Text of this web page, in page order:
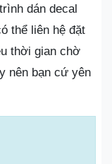
dán decal
thể liên hệ đặt
thời gian chờ
nên bạn cứ yên